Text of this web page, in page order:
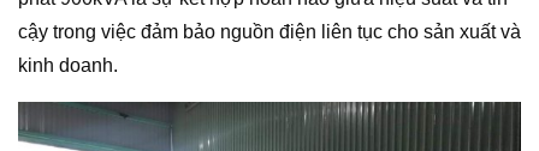
cậy trong việc đảm bảo nguồn điện liên tục cho sản xuất và
kinh doanh.